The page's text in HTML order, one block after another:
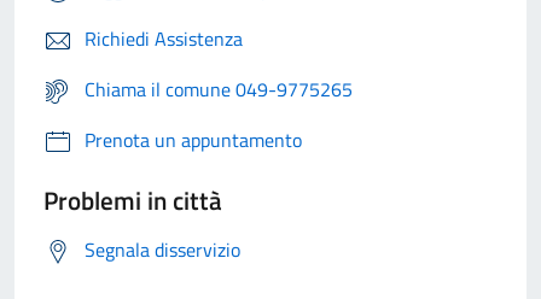
Richiedi Assistenza
Chiama il comune 049-9775265
Prenota un appuntamento
Problemi in città
Segnala disservizio